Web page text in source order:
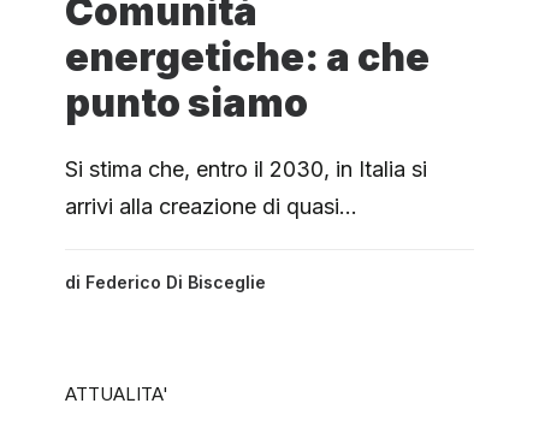
Comunità
energetiche: a che
punto siamo
Si stima che, entro il 2030, in Italia si
arrivi alla creazione di quasi…
di Federico Di Bisceglie
ATTUALITA'